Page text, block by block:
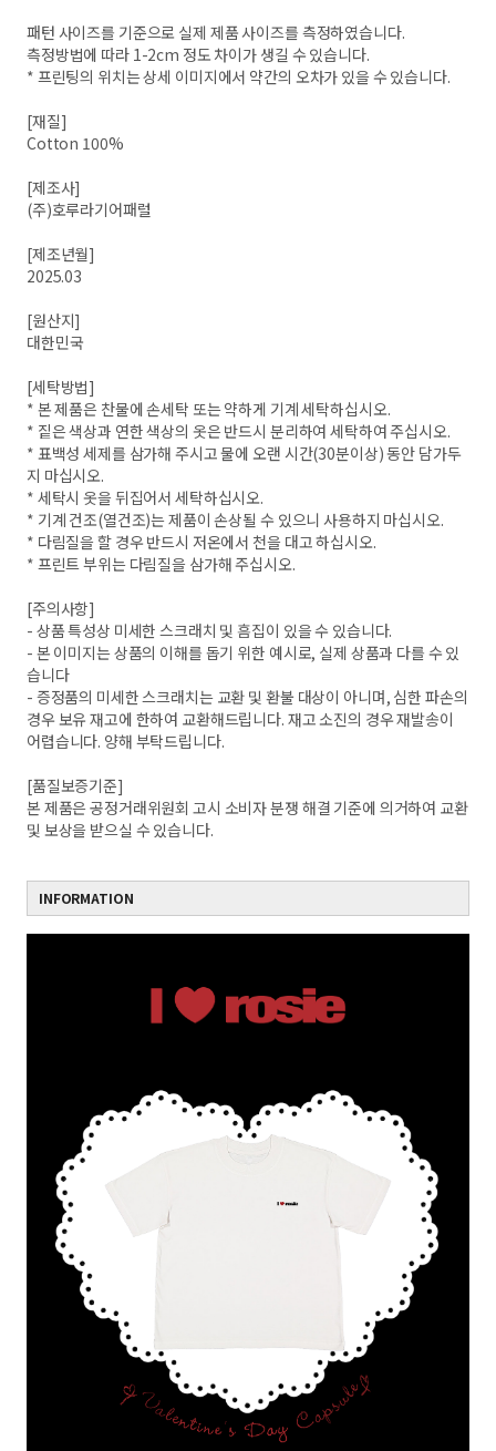
패턴 사이즈를 기준으로 실제 제품 사이즈를 측정하였습니다.
측정방법에 따라 1-2cm 정도 차이가 생길 수 있습니다.
* 프린팅의 위치는 상세 이미지에서 약간의 오차가 있을 수 있습니다.
[재질]
Cotton 100%
[제조사]
(주)호루라기어패럴
[제조년월]
2025.03
[원산지]
대한민국
[세탁방법]
* 본 제품은 찬물에 손세탁 또는 약하게 기계 세탁하십시오.
* 짙은 색상과 연한 색상의 옷은 반드시 분리하여 세탁하여 주십시오.
* 표백성 세제를 삼가해 주시고 물에 오랜 시간(30분이상) 동안 담가두
지 마십시오.
* 세탁시 옷을 뒤집어서 세탁하십시오.
* 기계 건조(열건조)는 제품이 손상될 수 있으니 사용하지 마십시오.
* 다림질을 할 경우 반드시 저온에서 천을 대고 하십시오.
* 프린트 부위는 다림질을 삼가해 주십시오.
[주의사항]
- 상품 특성상 미세한 스크래치 및 흠집이 있을 수 있습니다.
- 본 이미지는 상품의 이해를 돕기 위한 예시로, 실제 상품과 다를 수 있
습니다
- 증정품의 미세한 스크래치는 교환 및 환불 대상이 아니며, 심한 파손의
경우 보유 재고에 한하여 교환해드립니다. 재고 소진의 경우 재발송이
어렵습니다. 양해 부탁드립니다.
[품질보증기준]
본 제품은 공정거래위원회 고시 소비자 분쟁 해결 기준에 의거하여 교환
및 보상을 받으실 수 있습니다.
INFORMATION